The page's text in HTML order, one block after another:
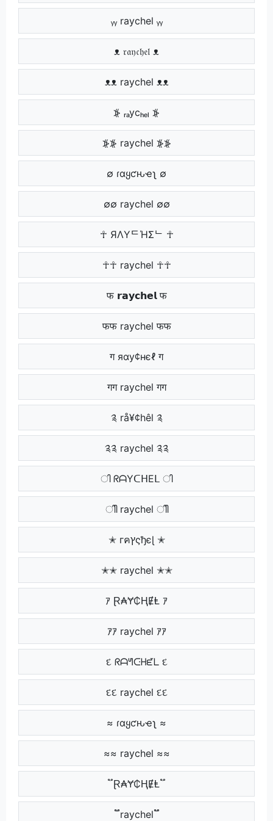
ᵧᵧ raychel ᵧᵧ
ᴥ 𝔯𝔞𝔶𝔠𝔥𝔢𝔩 ᴥ
ᴥᴥ raychel ᴥᴥ
⦕ ᵣₐycₕₑₗ ⦕
⦕⦕ raychel ⦕⦕
∅ ɾαყƈԋҽʅ ∅
∅∅ raychel ∅∅
☥ ЯΛYᄃΉΣᄂ ☥
☥☥ raychel ☥☥
फ 𝗿𝗮𝘆𝗰𝗵𝗲𝗹 फ
फफ raychel फफ
ग яαу¢нєℓ ग
गग raychel गग
༉ rå¥¢hêl ༉
༉༉ raychel ༉༉
ി ᖇᗩYᑕᕼEᒪ ി
ിി raychel ിി
✭ гคץςђєɭ ✭
✭✭ raychel ✭✭
ｱ Ɽ₳Ɏ₵ⱧɆⱠ ｱ
ｱｱ raychel ｱｱ
દ ᖇᗩᖻᑢᕼᘿᒪ દ
દદ raychel દદ
≈ ɾαყƈԋҽʅ ≈
≈≈ raychel ≈≈
֟ Ɽ₳Ɏ₵ⱧɆⱠ ֟
֟֟ raychel ֟֟